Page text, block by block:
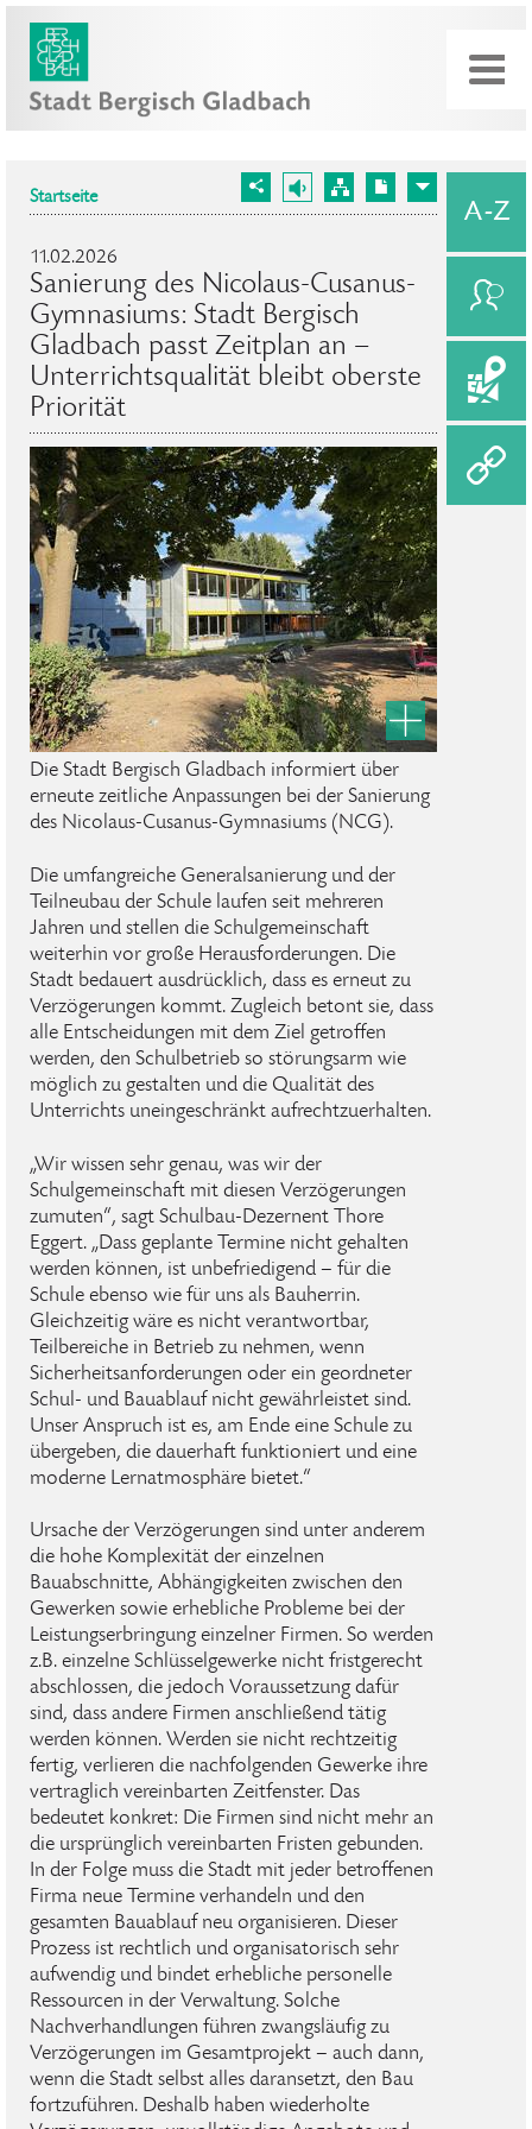
Startseite
11.02.2026
Sanierung des Nicolaus-Cusanus-
Gymnasiums: Stadt Bergisch
Gladbach passt Zeitplan an –
Unterrichtsqualität bleibt oberste
Priorität
Die Stadt Bergisch Gladbach informiert über
erneute zeitliche Anpassungen bei der Sanierung
des Nicolaus-Cusanus-Gymnasiums (NCG).
Die umfangreiche Generalsanierung und der
Teilneubau der Schule laufen seit mehreren
Jahren und stellen die Schulgemeinschaft
weiterhin vor große Herausforderungen. Die
Stadt bedauert ausdrücklich, dass es erneut zu
Verzögerungen kommt. Zugleich betont sie, dass
alle Entscheidungen mit dem Ziel getroffen
werden, den Schulbetrieb so störungsarm wie
möglich zu gestalten und die Qualität des
Unterrichts uneingeschränkt aufrechtzuerhalten.
„Wir wissen sehr genau, was wir der
Schulgemeinschaft mit diesen Verzögerungen
zumuten“, sagt Schulbau-Dezernent Thore
Eggert. „Dass geplante Termine nicht gehalten
werden können, ist unbefriedigend – für die
Schule ebenso wie für uns als Bauherrin.
Gleichzeitig wäre es nicht verantwortbar,
Teilbereiche in Betrieb zu nehmen, wenn
Sicherheitsanforderungen oder ein geordneter
Schul- und Bauablauf nicht gewährleistet sind.
Unser Anspruch ist es, am Ende eine Schule zu
übergeben, die dauerhaft funktioniert und eine
moderne Lernatmosphäre bietet.“
Ursache der Verzögerungen sind unter anderem
die hohe Komplexität der einzelnen
Bauabschnitte, Abhängigkeiten zwischen den
Gewerken sowie erhebliche Probleme bei der
Leistungserbringung einzelner Firmen. So werden
z.B. einzelne Schlüsselgewerke nicht fristgerecht
abschlossen, die jedoch Voraussetzung dafür
sind, dass andere Firmen anschließend tätig
werden können. Werden sie nicht rechtzeitig
fertig, verlieren die nachfolgenden Gewerke ihre
vertraglich vereinbarten Zeitfenster. Das
bedeutet konkret: Die Firmen sind nicht mehr an
die ursprünglich vereinbarten Fristen gebunden.
In der Folge muss die Stadt mit jeder betroffenen
Firma neue Termine verhandeln und den
gesamten Bauablauf neu organisieren. Dieser
Prozess ist rechtlich und organisatorisch sehr
aufwendig und bindet erhebliche personelle
Ressourcen in der Verwaltung. Solche
Nachverhandlungen führen zwangsläufig zu
Verzögerungen im Gesamtprojekt – auch dann,
wenn die Stadt selbst alles daransetzt, den Bau
fortzuführen. Deshalb haben wiederholte